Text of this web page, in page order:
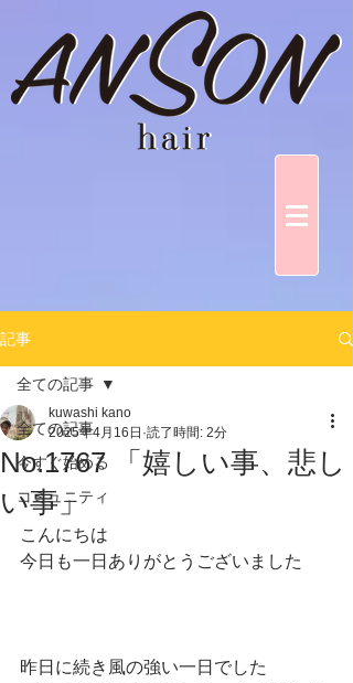
記事
全ての記事
今すぐ始める
コミュニティ
全ての記事
No.1767 「嬉しい事、悲し
い事」
kuwashi kano
2025年4月16日 読了時間: 2分
こんにちは
今日も一日ありがとうございました
昨日に続き風の強い一日でした